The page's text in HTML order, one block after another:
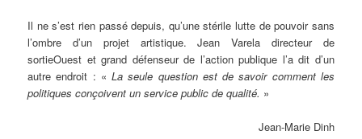
Il ne s’est rien passé depuis, qu’une stérile lutte de pouvoir sans
l’ombre d’un projet artistique. Jean Varela directeur de
sortieOuest et grand défenseur de l’action publique l’a dit d’un
autre endroit : «La seule question est de savoir comment les
politiques conçoivent un service public de qualité. »
Jean-Marie Dinh